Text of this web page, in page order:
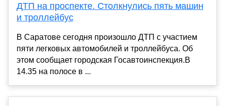
ДТП на проспекте. Столкнулись пять машин
и троллейбус
В Саратове сегодня произошло ДТП с участием
пяти легковых автомобилей и троллейбуса. Об
этом сообщает городская Госавтоинспекция.В
14.35 на полосе в ...